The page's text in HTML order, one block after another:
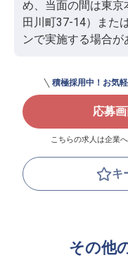
め、当面の間は東京
田川町37-14）また
ンで実施する場合が
積極採用中！お気
応募
こちらの求人は企業
キ
その他